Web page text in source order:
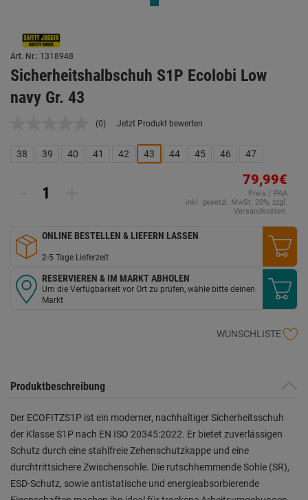
Art. Nr.: 1318948
Sicherheitshalbschuh S1P Ecolobi Low
navy Gr. 43
Kein
Link
auf
(0) Jetzt Produkt bewerten
38 39 40 41 42 43 44 45 46 47
79,99€
Preis / PAA
inkl. gesetzl. MwSt. 20%, zzgl.
Versandkosten.
ONLINE BESTELLEN & LIEFERN LASSEN
2-5 Tage Lieferzeit
RESERVIEREN & IM MARKT ABHOLEN
Um die Verfügbarkeit vor Ort zu prüfen, wähle bitte deinen
Markt
WUNSCHLISTE
Produktbeschreibung
Der ECOFITZS1P ist ein moderner, nachhaltiger Sicherheitsschuh
der Klasse S1P nach EN ISO 20345:2022. Er bietet zuverlässigen
Schutz durch eine stahlfreie Zehenschutzkappe und eine
durchtrittsichere Zwischensohle. Die rutschhemmende Sohle (SR),
ESD-Schutz, sowie antistatische und energieabsorbierende